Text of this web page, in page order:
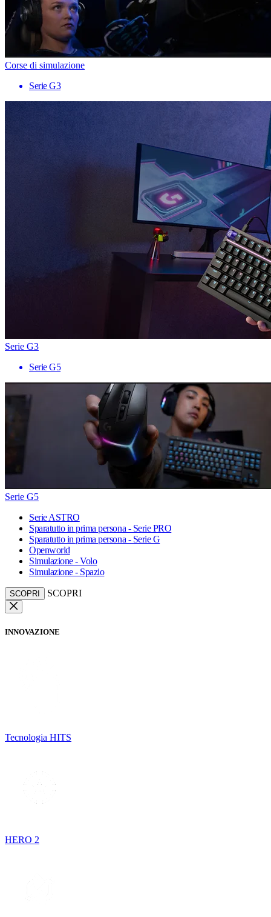
Corse di simulazione
Serie G3
Serie G3
Serie G5
Serie G5
Serie ASTRO
Sparatutto in prima persona - Serie PRO
Sparatutto in prima persona - Serie G
Openworld
Simulazione - Volo
Simulazione - Spazio
SCOPRI SCOPRI
INNOVAZIONE
Tecnologia HITS
HERO 2